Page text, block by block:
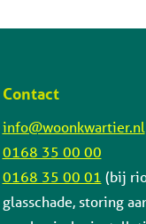
Contact
info@woonkwartier.nl
0168 35 00 00
0168 35 00 01 (bij
glasschade, storing